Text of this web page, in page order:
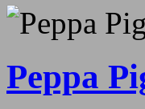
Peppa